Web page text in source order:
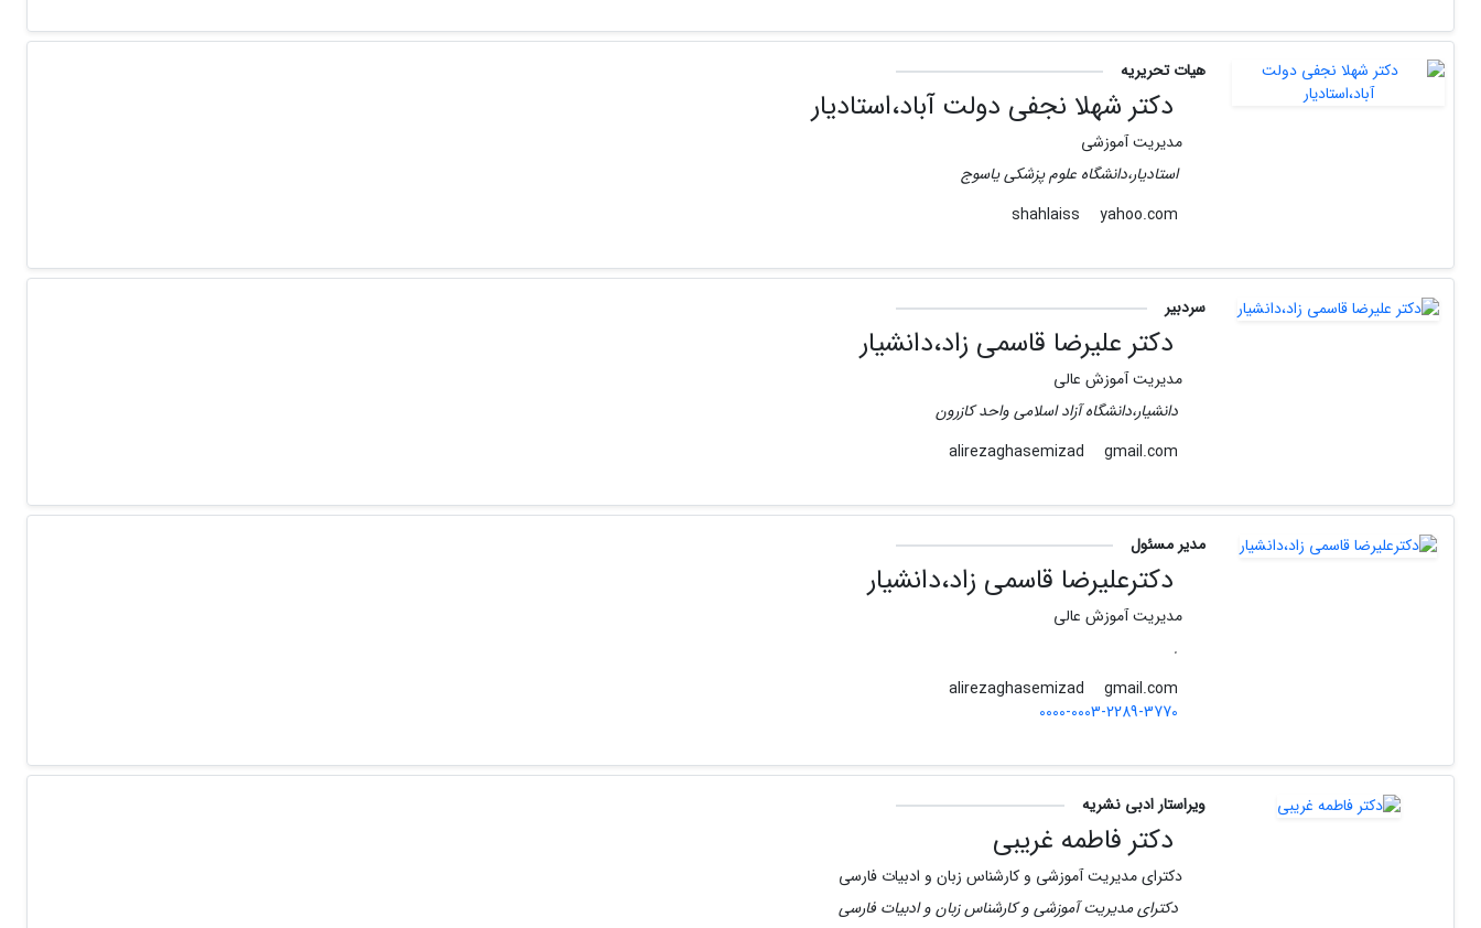
هیات تحریریه
دکتر شهلا نجفی دولت آباد،استادیار
مدیریت آموزشی
استادیار،دانشگاه علوم پزشکی یاسوج
yahoo.com
سردبیر
دکتر علیرضا قاسمی زاد،دانشیار
مدیریت آموزش عالی
دانشیار،دانشگاه آزاد اسلامی واحد کازرون
gmail.com
مدیر مسئول
دکترعلیرضا قاسمی زاد،دانشیار
مدیریت آموزش عالی
.
gmail.com
0000-0003-2289-3770
ویراستار ادبی نشریه
دکتر فاطمه غریبی
دکترای مدیریت آموزشی و کارشناس زبان و ادبیات فارسی
دکترای مدیریت آموزشی و کارشناس زبان و ادبیات فارسی